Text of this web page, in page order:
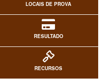
LOCAIS DE PROVA
RESULTADO
RECURSOS